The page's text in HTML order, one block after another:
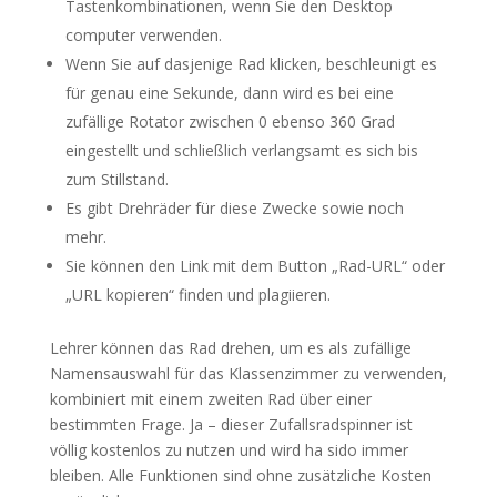
Tastenkombinationen, wenn Sie den Desktop
computer verwenden.
Wenn Sie auf dasjenige Rad klicken, beschleunigt es
für genau eine Sekunde, dann wird es bei eine
zufällige Rotator zwischen 0 ebenso 360 Grad
eingestellt und schließlich verlangsamt es sich bis
zum Stillstand.
Es gibt Drehräder für diese Zwecke sowie noch
mehr.
Sie können den Link mit dem Button „Rad-URL“ oder
„URL kopieren“ finden und plagiieren.
Lehrer können das Rad drehen, um es als zufällige
Namensauswahl für das Klassenzimmer zu verwenden,
kombiniert mit einem zweiten Rad über einer
bestimmten Frage. Ja – dieser Zufallsradspinner ist
völlig kostenlos zu nutzen und wird ha sido immer
bleiben. Alle Funktionen sind ohne zusätzliche Kosten